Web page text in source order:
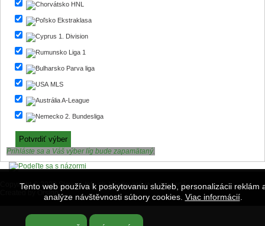
Tento web používa k poskytovaniu služieb, personalizácii reklám
analýze návštěvnosti súbory cookies. Viac informácií.
HNL
Ekstraklasa
1. Division
Liga 1
Parva liga
MLS
A-League
2. Bundesliga
Prihláste sa a Váš výber líg bude zapamätaný.
Copyright © 2020 Slovaci-Info.sk. Všetky práva vyhradené.